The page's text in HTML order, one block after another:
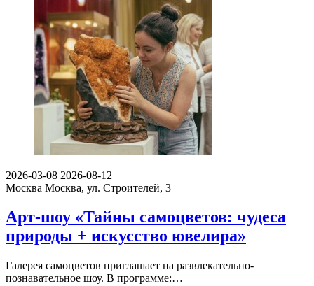
2026-03-08 2026-08-12
Москва Москва, ул. Строителей, 3
Арт-шоу «Тайны самоцветов: чудеса
природы + искусство ювелира»
Галерея самоцветов приглашает на развлекательно-
познавательное шоу. В программе:…